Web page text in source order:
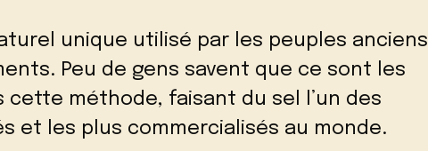
unique utilisé par les peuples anciens
Peu de gens savent que ce sont les
cette méthode, faisant du sel l’un des
et les plus commercialisés au monde.